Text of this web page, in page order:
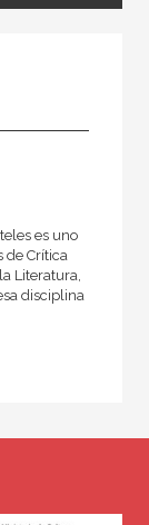
es uno
de Crítica
Literatura,
disciplina